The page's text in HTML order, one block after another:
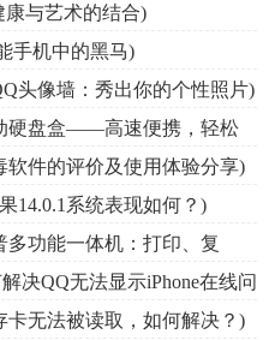
康与艺术的结合)
手机中的黑马)
头像墙：秀出你的个性照片)
硬盘盒——高速便携，轻松
软件的评价及使用体验分享)
14.0.1系统表现如何？)
功能一体机：打印、复
决QQ无法显示iPhone在线问
卡无法被读取，如何解决？)